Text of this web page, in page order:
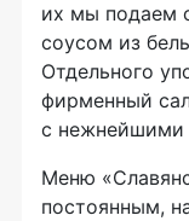
их мы подаем
соусом из
Отдельного
фирменный
с нежнейшими
Меню
постоянным,